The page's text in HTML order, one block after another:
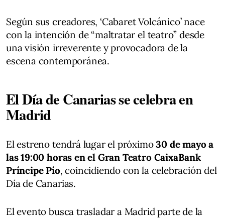
Según sus creadores, ‘Cabaret Volcánico’ nace
con la intención de “maltratar el teatro” desde
una visión irreverente y provocadora de la
escena contemporánea.
El Día de Canarias se celebra en
Madrid
El estreno tendrá lugar el próximo30 de mayo a
las 19:00 horas en el Gran Teatro CaixaBank
Príncipe Pío, coincidiendo con la celebración del
Día de Canarias.
El evento busca trasladar a Madrid parte de la